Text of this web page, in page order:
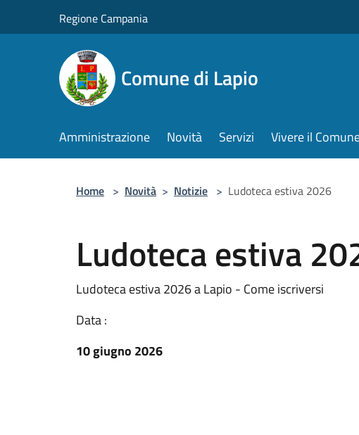
Regione Campania
Comune di Lapio
Amministrazione Novità Servizi Vivere il
Home > Novità > Notizie > Ludoteca estiva 2026
Ludoteca estiva
Ludoteca estiva 2026 a Lapio - Come iscriversi
Data :
10 giugno 2026